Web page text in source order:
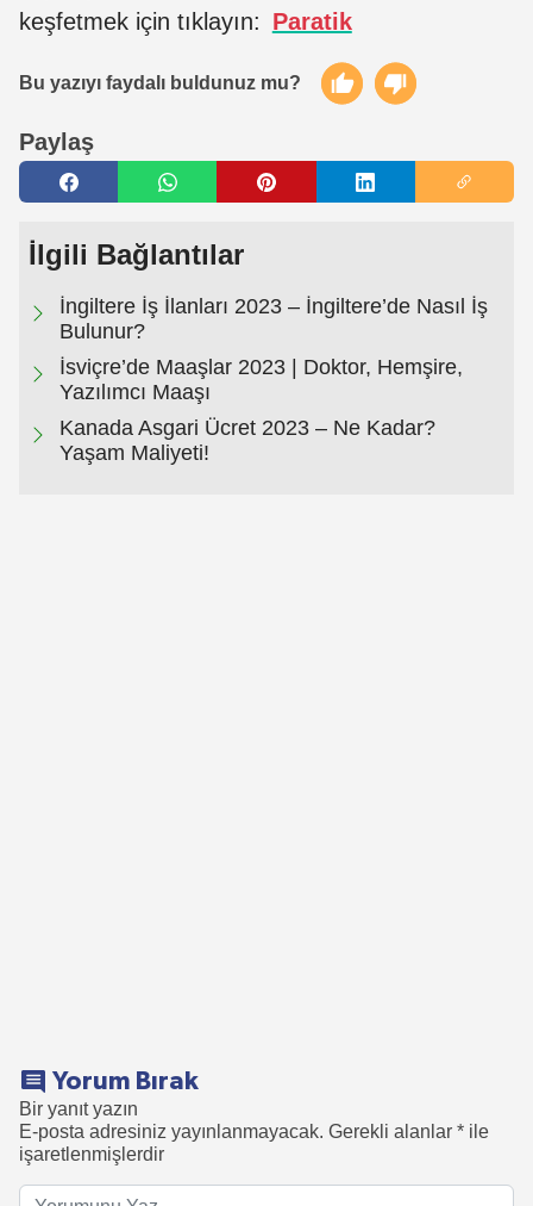
keşfetmek için tıklayın: Paratik
Bu yazıyı faydalı buldunuz mu?
Paylaş
İlgili Bağlantılar
İngiltere İş İlanları 2023 – İngiltere’de Nasıl İş
Bulunur?
İsviçre’de Maaşlar 2023 | Doktor, Hemşire,
Yazılımcı Maaşı
Kanada Asgari Ücret 2023 – Ne Kadar?
Yaşam Maliyeti!
Yorum Bırak
Bir yanıt yazın
E-posta adresiniz yayınlanmayacak. Gerekli alanlar * ile
işaretlenmişlerdir